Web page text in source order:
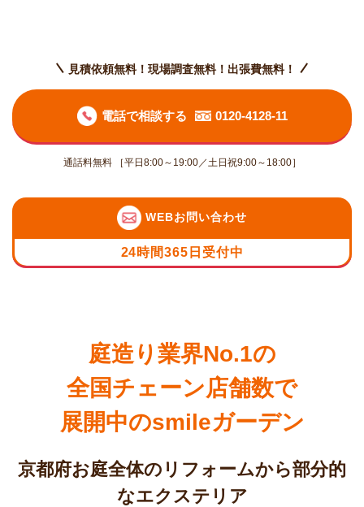
見積依頼無料！現場調査無料！出張費無料！
電話で相談する 0120-4128-11
通話料無料 ［平日8:00～19:00／土日祝9:00～18:00］
WEBお問い合わせ
24時間365日受付中
庭造り業界No.1の
全国チェーン店舗数で
展開中のsmileガーデン
京都府お庭全体のリフォームから部分的
なエクステリア